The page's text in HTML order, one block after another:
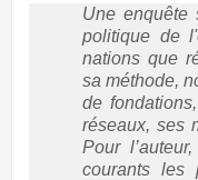
Une enquête
politique de
nations que
sa méthode,
de
réseaux, ses
Pour
courants les